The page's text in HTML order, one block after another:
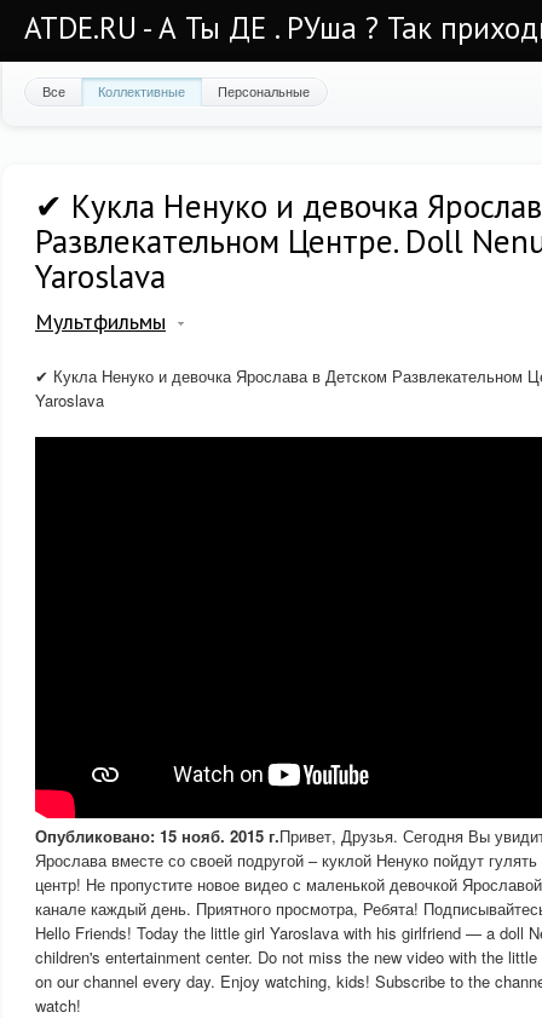
ATDE.RU - А Ты ДЕ . РУша ? Так
Все Коллективные Персональные
✔ Кукла Ненуко и девочка
Развлекательном Центре. Doll
Yaroslava
Мультфильмы
✔ Кукла Ненуко и девочка Ярослава в Детском Развлекательном
Yaroslava
Опубликовано: 15 нояб. 2015 г.Привет, Друзья. Сегодня Вы
Ярослава вместе со своей подругой – куклой Ненуко пойдут
центр! Не пропустите новое видео с маленькой девочкой
канале каждый день. Приятного просмотра, Ребята!
Hello Friends! Today the little girl Yaroslava with his girlfriend — a doll
children's entertainment center. Do not miss the new video with the
on our channel every day. Enjoy watching, kids! Subscribe to the
watch!